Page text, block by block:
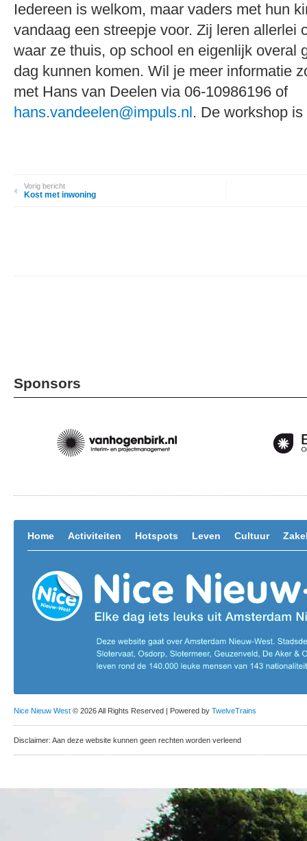
Iedereen is welkom, maar vaders met hun
vandaag een streepje voor. Zij leren allerlei
waar ze thuis, op school en eigenlijk overal
dag kunnen komen. Wil je meer informatie
met Hans van Deelen via 06-10986196 of
hans.vandeelen@impuls.nl. De workshop
Vorig bericht
Kost met inwoning
Sponsors
Home Activiteiten Hotspots Leven Cultuur
Nice Nieuw West © 2026 All Rights Reserved | Powered by TwelveTrains
Disclaimer: Aan deze website kunnen geen rechten worden verleend